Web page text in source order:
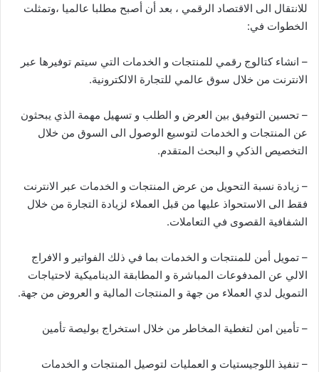
للانتقال الى الاقتصاد الرقمي ، بعد أن أصبح مطلبا عالميا ،وتمثلت
الخطوات في:
– انشاء كتالوج رقمي للمنتجات و الخدمات التي سيتم توفيرها عبر
الانترنت من خلال سوق عالمي للتجارة الالكترونية.
– تحسين التوفيق بين العرض و الطلب و تسهيل مهمة الذي يبحثون
عن المنتجات و الخدمات لتوسيع الوصول الى السوق من خلال
التخصيص الذكي و البحث المتقدم.
– زيادة نسبة التحويل من عرض المنتجات و الخدمات عبر الانترنت
فقط الى الاستحواذ عليها من قبل العملاء لزيادة التجارة من خلال
الشفافية القصوى في التعاملات.
– تمويل أمن للمنتجات و الخدمات بما في ذلك الفواتير و الافراج
الالي عن المدفوعات المباشرة و المطابقة الديناميكية لاحتياجات
التمويل لدي العملاء من جهة و المنتجات المالية و العروض من جهة.
– تأمين امن لتغطية المخاطر من خلال استخراج بوليصة تأمين
– تنفيذ اللوجيستيات و العمليات لتوصيل المنتجات و الخدمات